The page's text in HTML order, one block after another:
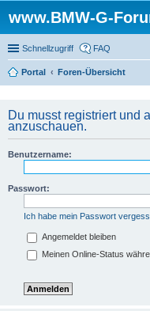
www.BMW-G-
Schnellzugriff FAQ
Portal
Foren-Übersicht
Du musst registriert und
anzuschauen.
Benutzername:
Passwort:
Ich habe mein Passwort
Angemeldet bleiben
Meinen Online-Status